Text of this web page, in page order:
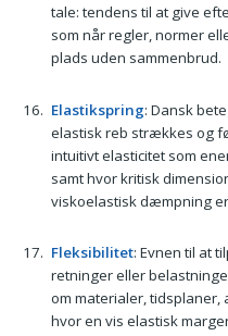
tale: tendens til at give
som når regler, normer
plads uden sammenbrud.
Elastikspring: Dansk
elastisk reb strækkes og
intuitivt elasticitet som
samt hvor kritisk
viskoelastisk dæmpning
Fleksibilitet: Evnen til at
retninger eller
om materialer, tidsplaner,
hvor en vis elastisk